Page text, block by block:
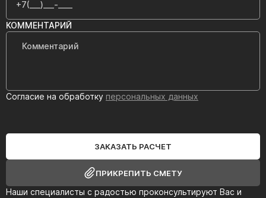
Наши специалисты с радостью проконсультируют Вас и
КОММЕНТАРИЙ
Согласие на обработку персональных данных
ЗАКАЗАТЬ РАСЧЕТ
ПРИКРЕПИТЬ СМЕТУ